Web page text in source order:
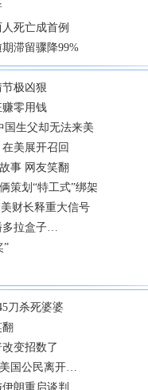
死亡成首例
滞留骤降99%
极凶狠
赚零用钱
国生父却无法来美
美展开召回
事 网友笑翻
策划“特工式”绑架
财长释重大信号
多拉盒子…
”
刀杀死婆婆
变招数了
国公民离开…
朗重启谈判